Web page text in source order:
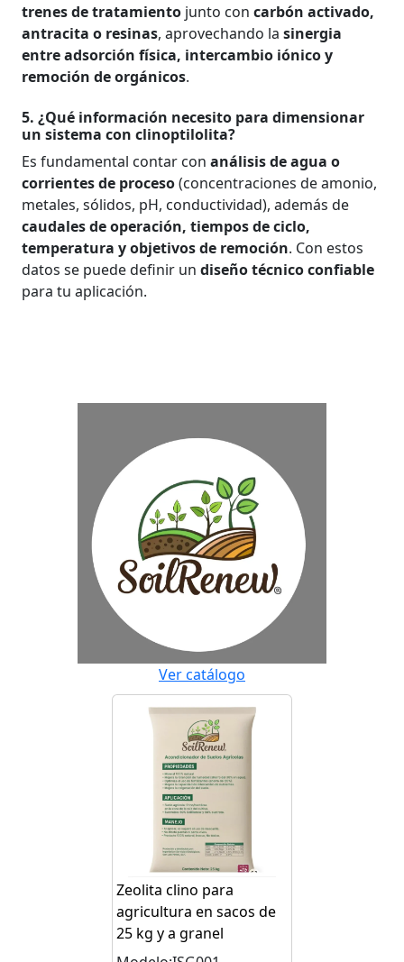
trenes de tratamiento junto con carbón activado,
antracita o resinas, aprovechando la sinergia
entre adsorción física, intercambio iónico y
remoción de orgánicos.
5. ¿Qué información necesito para dimensionar
un sistema con clinoptilolita?
Es fundamental contar con análisis de agua o
corrientes de proceso(concentraciones de amonio,
metales, sólidos, pH, conductividad), además de
caudales de operación, tiempos de ciclo,
temperatura y objetivos de remoción. Con estos
datos se puede definir un diseño técnico confiable
para tu aplicación.
Ver catálogo
Zeolita clino para
agricultura en sacos de
25 kg y a granel